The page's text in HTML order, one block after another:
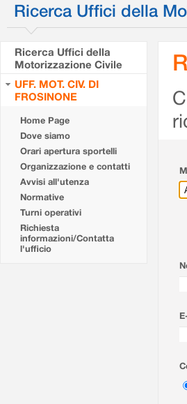
Ricerca Uffici della
Ricerca Uffici della
Motorizzazione Civile
UFF. MOT. CIV. DI
FROSINONE
Home Page
Dove siamo
Orari apertura sportelli
Organizzazione e contatti
Avvisi all'utenza
Normative
Turni operativi
Richiesta
informazioni/Contatta
l'ufficio